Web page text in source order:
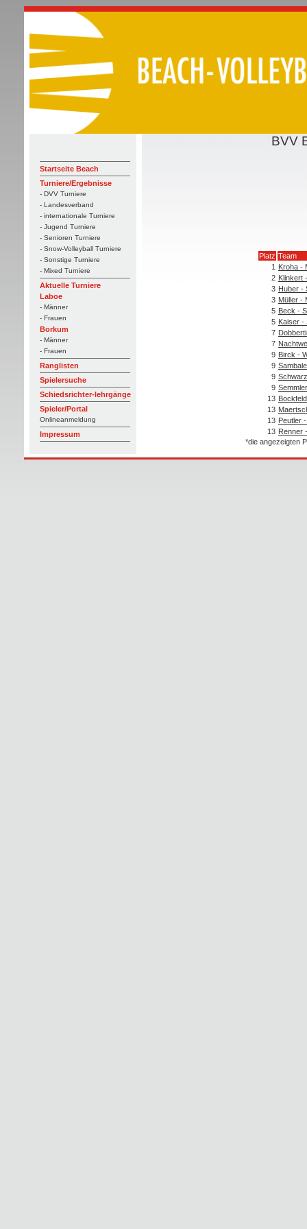
Startseite Beach
Turniere/Ergebnisse
- DVV Turniere
- Landesverband
- internationale Turniere
- Jugend Turniere
- Senioren Turniere
- Snow-Volleyball Turniere
- Sonstige Turniere
- Mixed Turniere
Aktuelle Turniere
Laboe
- Männer
- Frauen
Borkum
- Männer
- Frauen
Ranglisten
Spielersuche
Schiedsrichter-lehrgänge
Spieler/Portal
Onlineanmeldung
Impressum
BVV
Platz Team
1 Kroha -
2 Klinkert
3 Huber -
3 Müller -
5 Beck -
5 Kaiser -
7
7
9 Birck -
9
9
9
13
13
13 Peutler
13 Renner
*die angezeigten